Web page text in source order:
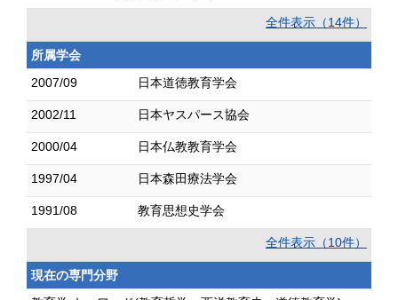
全件表示（14件）
所属学会
2007/09
日本道徳教育学会
2002/11 日本ヤスパース協会
2000/04 日本仏教教育学会
1997/04 日本森田療法学会
1991/08 教育思想史学会
全件表示（10件）
現在の専門分野